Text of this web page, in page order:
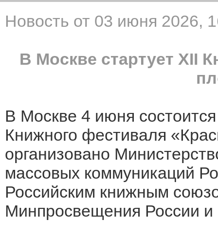
Новость от 03 июня 2026,
В Москве стартует XII
В Москве 4 июня
Книжного фестиваля
организовано
массовых коммуникаций
Российским книжным
Минпросвещения России